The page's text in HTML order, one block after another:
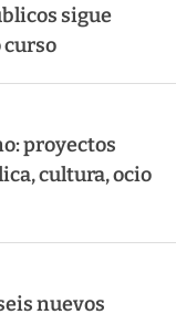
sigue
curso
proyectos
cultura, ocio
nuevos